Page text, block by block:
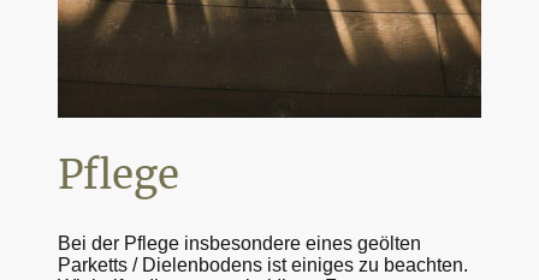
Pflege
Bei der Pflege insbesondere eines geölten
Parketts / Dielenbodens ist einiges zu beachten.